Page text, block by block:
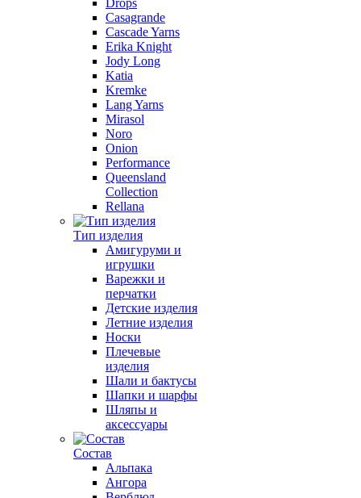
Drops
Casagrande
Cascade Yarns
Erika Knight
Jody Long
Katia
Kremke
Lang Yarns
Mirasol
Noro
Onion
Performance
Queensland
Collection
Rellana
Тип изделия
Амигуруми и
игрушки
Варежки и
перчатки
Детские изделия
Летние изделия
Носки
Плечевые
изделия
Шали и бактусы
Шапки и шарфы
Шляпы и
аксессуары
Состав
Альпака
Ангора